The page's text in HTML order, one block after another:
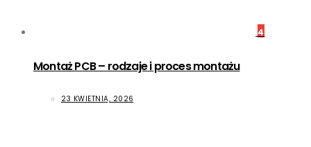
4
Montaż PCB – rodzaje i proces montażu
23 KWIETNIA, 2026